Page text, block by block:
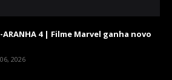
ARANHA 4 | Filme Marvel ganha novo
2026